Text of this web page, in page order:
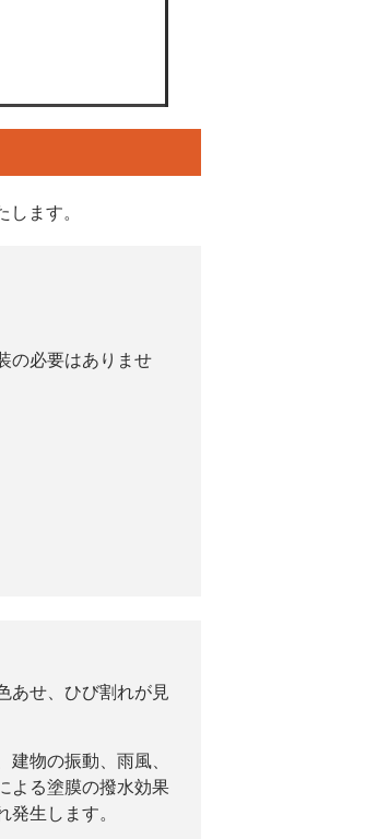
ます。
の必要はありませ
あせ、ひび割れが見
建物の振動、雨風、
よる塗膜の撥水効果
発生します。